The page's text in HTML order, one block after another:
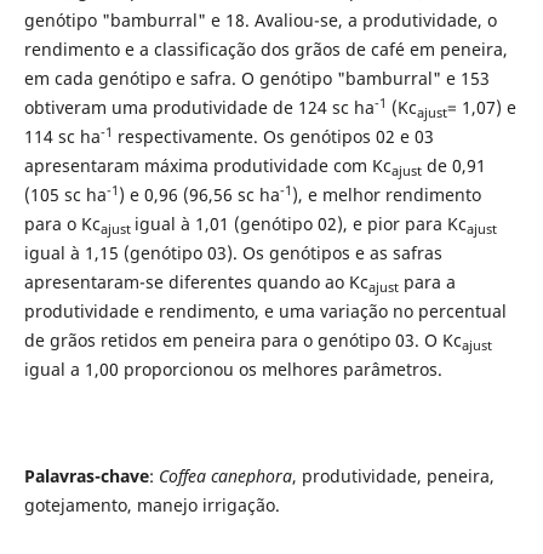
genótipo "bamburral" e 18. Avaliou-se, a produtividade, o
rendimento e a classificação dos grãos de café em peneira,
em cada genótipo e safra. O genótipo "bamburral" e 153
obtiveram uma produtividade de 124 sc ha-1 (Kcajust= 1,07) e
114 sc ha-1 respectivamente. Os genótipos 02 e 03
apresentaram máxima produtividade com Kcajustde 0,91
(105 sc ha-1 ) e 0,96 (96,56 sc ha-1 ), e melhor rendimento
para o Kcajust igual à 1,01 (genótipo 02), e pior para Kcajust
igual à 1,15 (genótipo 03). Os genótipos e as safras
apresentaram-se diferentes quando ao Kcajustpara a
produtividade e rendimento, e uma variação no percentual
de grãos retidos em peneira para o genótipo 03. O Kcajust
igual a 1,00 proporcionou os melhores parâmetros.
Palavras-chave: Coffea canephora, produtividade, peneira,
gotejamento, manejo irrigação.